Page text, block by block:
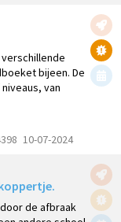
bijeen. De
van
10-07-2024
de afbraak